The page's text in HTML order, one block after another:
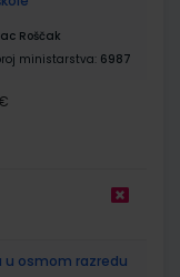
Roščak
ministarstva: 6987
u osmom razredu